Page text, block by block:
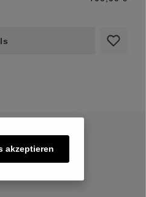
akzeptieren